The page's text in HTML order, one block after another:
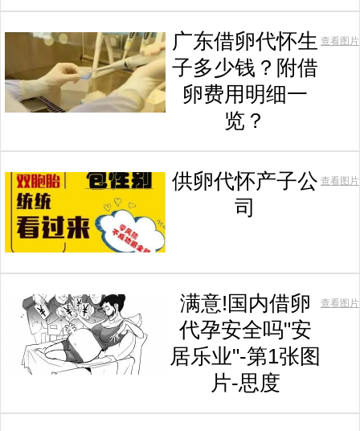
广东借卵代怀生
子多少钱？附借
卵费用明细一
览？
查看图片
供卵代怀产子公
司
查看图片
满意!国内借卵
代孕安全吗"安
居乐业"-第1张图
片-思度
查看图片